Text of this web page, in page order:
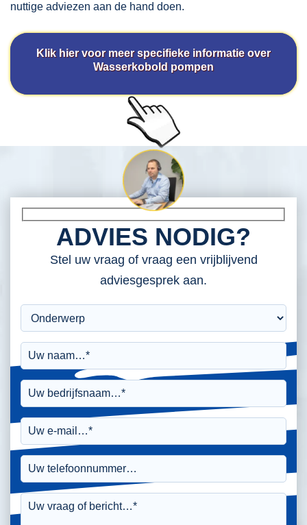
nuttige adviezen aan de hand doen.
Klik hier voor meer specifieke informatie over
Wasserkobold pompen
ADVIES NODIG?
Stel uw vraag of vraag een vrijblijvend
adviesgesprek aan.